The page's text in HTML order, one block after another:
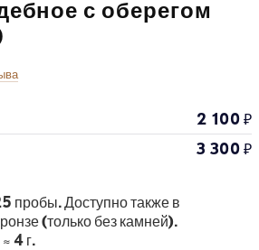
с оберегом
2 100₽
3 300₽
пробы. Доступно также в
(только без камней).
4 г.